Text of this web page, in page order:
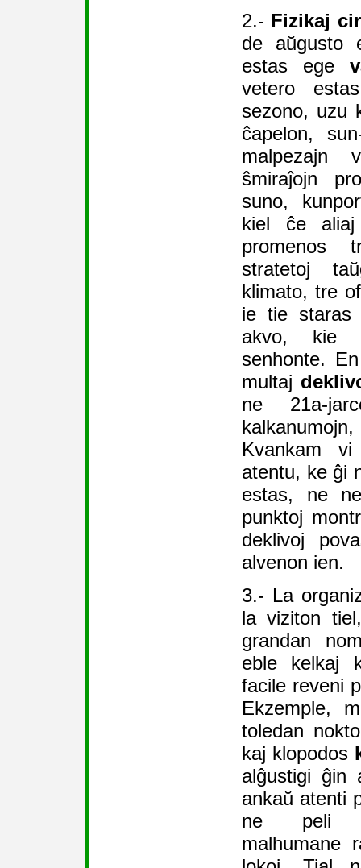
2.- Fizikaj
de aŭgusto
estas ege
vetero
sezono, uzu
ĉapelon,
malpezajn
ŝmiraĵojn
suno,
kiel ĉe aliaj
promenos
stratetoj
klimato, tre
ie tie staras
akvo, kie
senhonte.
multaj
ne 21a-
Kvankam
atentu, ke ĝi
estas, ne
punktoj
deklivoj
alvenon ien.
3.- La
la viziton
grandan
eble kelkaj
facile reveni
Ekzemple,
toledan
kaj klopodos
alĝustigi ĝin
ankaŭ atenti
ne peli
malhumane